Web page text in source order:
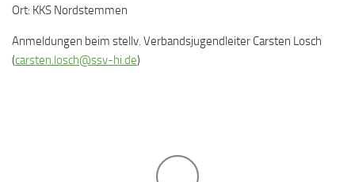
Ort: KKS Nordstemmen
Anmeldungen beim stellv. Verbandsjugendleiter Carsten Losch
(carsten.losch@ssv-hi.de)